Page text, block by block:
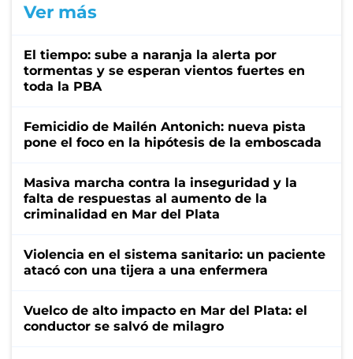
Ver más
El tiempo: sube a naranja la alerta por
tormentas y se esperan vientos fuertes en
toda la PBA
Femicidio de Mailén Antonich: nueva pista
pone el foco en la hipótesis de la emboscada
Masiva marcha contra la inseguridad y la
falta de respuestas al aumento de la
criminalidad en Mar del Plata
Violencia en el sistema sanitario: un paciente
atacó con una tijera a una enfermera
Vuelco de alto impacto en Mar del Plata: el
conductor se salvó de milagro